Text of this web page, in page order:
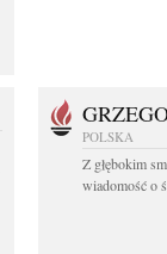
POLSKA
Z głębokim
wiadomość o